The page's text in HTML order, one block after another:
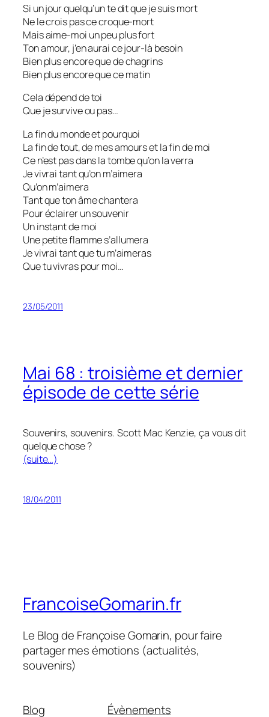
Si un jour quelqu’un te dit que je suis mort
Ne le crois pas ce croque-mort
Mais aime-moi un peu plus fort
Ton amour, j’en aurai ce jour-là besoin
Bien plus encore que de chagrins
Bien plus encore que ce matin
Cela dépend de toi
Que je survive ou pas…
La fin du monde et pourquoi
La fin de tout, de mes amours et la fin de moi
Ce n’est pas dans la tombe qu’on la verra
Je vivrai tant qu’on m’aimera
Qu’on m’aimera
Tant que ton âme chantera
Pour éclairer un souvenir
Un instant de moi
Une petite flamme s’allumera
Je vivrai tant que tu m’aimeras
Que tu vivras pour moi…
23/05/2011
Mai 68 : troisième et dernier
épisode de cette série
Souvenirs, souvenirs. Scott Mac Kenzie, ça vous dit
quelque chose ?
(suite…)
18/04/2011
FrancoiseGomarin.fr
Le Blog de Françoise Gomarin, pour faire
partager mes émotions (actualités,
souvenirs)
Blog
Évènements